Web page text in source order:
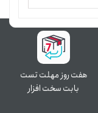
هفت روز مهلت تست
بابت سخت افزار